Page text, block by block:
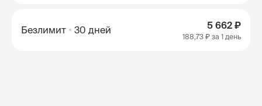
Безлимит 30 дней 5 662 ₽
188,73 ₽ за 1 день